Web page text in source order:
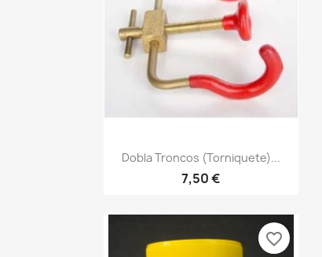
Vista rápida
Dobla Troncos (torniquete)...
7,50 €
favorite_border